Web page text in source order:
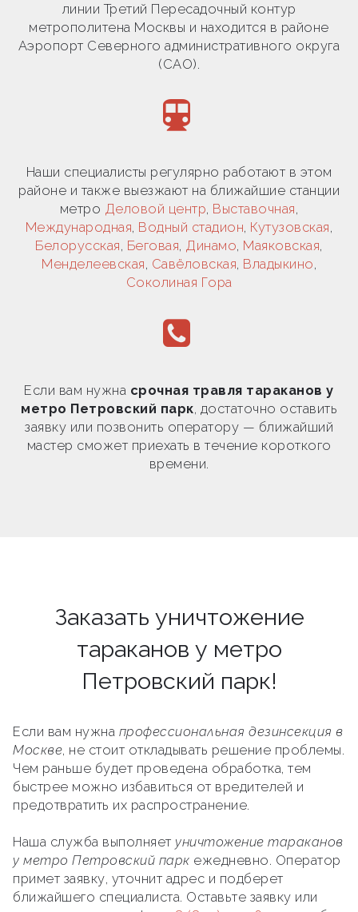
линии Третий Пересадочный контур
метрополитена Москвы и находится в районе
Аэропорт Северного административного округа
(САО).
Наши специалисты регулярно работают в этом
районе и также выезжают на ближайшие станции
метро Деловой центр, Выставочная,
Международная, Водный стадион, Кутузовская,
Белорусская, Беговая, Динамо, Маяковская,
Менделеевская, Савёловская, Владыкино,
Соколиная Гора
Если вам нужна срочная травля тараканов у
метро Петровский парк, достаточно оставить
заявку или позвонить оператору — ближайший
мастер сможет приехать в течение короткого
времени.
Заказать уничтожение
тараканов у метро
Петровский парк!
Если вам нужна профессиональная дезинсекция в
Москве, не стоит откладывать решение проблемы.
Чем раньше будет проведена обработка, тем
быстрее можно избавиться от вредителей и
предотвратить их распространение.
Наша служба выполняет уничтожение тараканов
у метро Петровский парк ежедневно. Оператор
примет заявку, уточнит адрес и подберет
ближайшего специалиста. Оставьте заявку или